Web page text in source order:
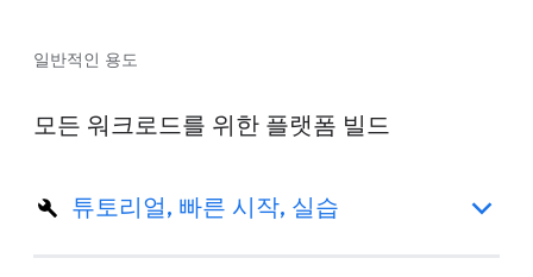
일반적인 용도
모든 워크로드를 위한 플랫폼 빌드
튜토리얼, 빠른 시작, 실습